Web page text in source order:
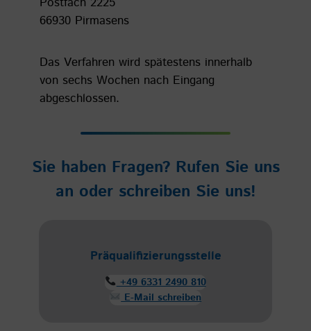
66930 Pirmasens
Das Verfahren wird spätestens innerhalb
von sechs Wochen nach Eingang
abgeschlossen.
Sie haben Fragen? Rufen Sie uns
an oder schreiben Sie uns!
Präqualifizierungsstelle
+49 6331 2490 810
E-Mail schreiben